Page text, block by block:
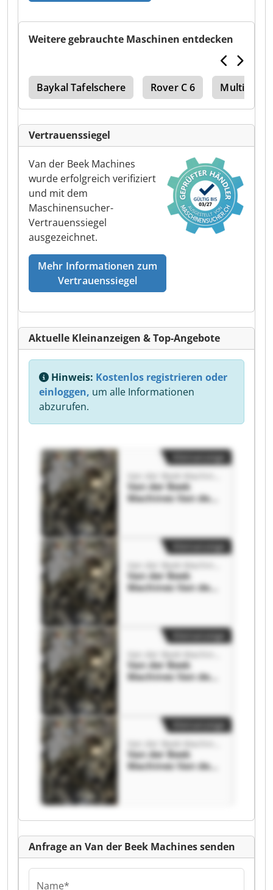
Weitere gebrauchte Maschinen entdecken
Baykal Tafelschere Rover C 6 Multitool
Vertrauenssiegel
Van der Beek Machines
wurde erfolgreich verifiziert
und mit dem
Maschinensucher-
Vertrauenssiegel
ausgezeichnet.
Mehr Informationen zum
Vertrauenssiegel
Aktuelle Kleinanzeigen & Top-Angebote
Hinweis: Kostenlos registrieren oder
einloggen, um alle Informationen
abzurufen.
Van der Beek
Machines Van der
Van der Beek
Machines Van der
Kleinanzeige
Van der Beek
Machines Van der
Kleinanzeige
Van der Beek
Machines Van der
Kleinanzeige
Anfrage an Van der Beek Machines senden
Name*